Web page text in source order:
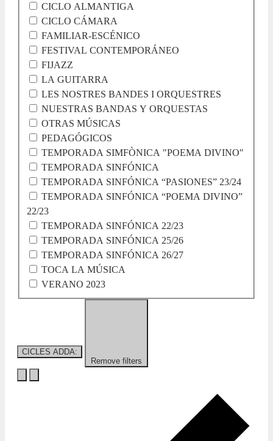
CICLO ALMANTIGA
CICLO CÁMARA
FAMILIAR-ESCÉNICO
FESTIVAL CONTEMPORÁNEO
FIJAZZ
LA GUITARRA
LES NOSTRES BANDES I ORQUESTRES
NUESTRAS BANDAS Y ORQUESTAS
OTRAS MÚSICAS
PEDAGÓGICOS
TEMPORADA SIMFÒNICA "POEMA DIVINO"
TEMPORADA SINFÓNICA
TEMPORADA SINFÓNICA “PASIONES” 23/24
TEMPORADA SINFÓNICA “POEMA DIVINO”
22/23
TEMPORADA SINFÓNICA 22/23
TEMPORADA SINFÓNICA 25/26
TEMPORADA SINFÓNICA 26/27
TOCA LA MÚSICA
VERANO 2023
CICLES ADDA:
Remove filters